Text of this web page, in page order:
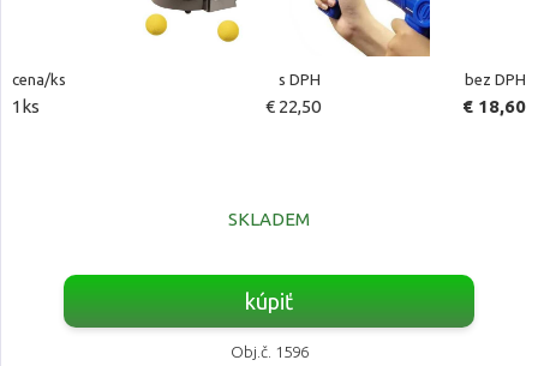
cena/ks s DPH bez DPH
1ks € 22,50 € 18,60
SKLADEM
kúpiť
Obj.č. 1596